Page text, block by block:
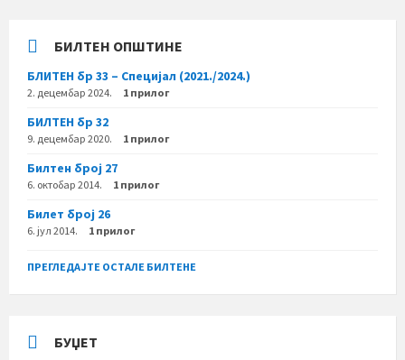
БИЛТЕН ОПШТИНЕ
БЛИТЕН бр 33 – Специјал (2021./2024.)
2. децембар 2024. 1 прилог
БИЛТЕН бр 32
9. децембар 2020. 1 прилог
Билтен број 27
6. октобар 2014. 1 прилог
Билет број 26
6. јул 2014. 1 прилог
ПРЕГЛЕДАЈТЕ ОСТАЛЕ БИЛТЕНЕ
БУЏЕТ